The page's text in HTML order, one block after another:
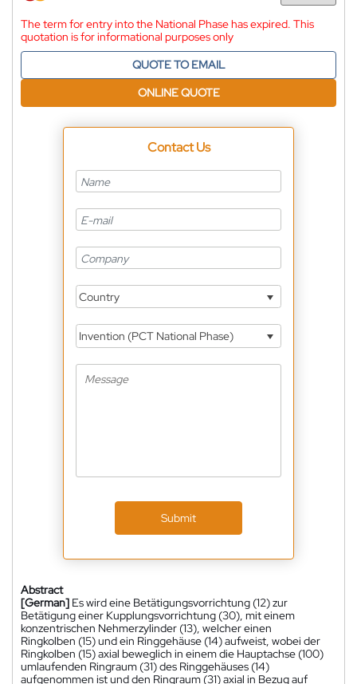
The term for entry into the National Phase has expired. This
quotation is for informational purposes only
QUOTE TO EMAIL
ONLINE QUOTE
Contact Us
Country
Invention (PCT National Phase)
Submit
Abstract
[German] Es wird eine Betätigungsvorrichtung (12) zur
Betätigung einer Kupplungsvorrichtung (30), mit einem
konzentrischen Nehmerzylinder (13), welcher einen
Ringkolben (15) und ein Ringgehäuse (14) aufweist, wobei der
Ringkolben (15) axial beweglich in einem die Hauptachse (100)
umlaufenden Ringraum (31) des Ringgehäuses (14)
aufgenommen ist und den Ringraum (31) axial in Bezug auf